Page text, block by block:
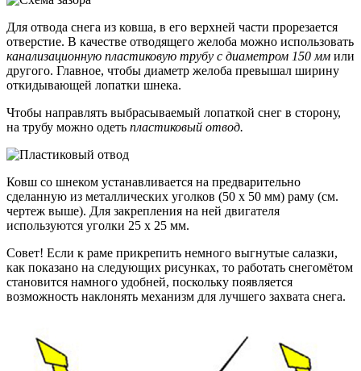
Для отвода снега из ковша, в его верхней части прорезается
отверстие. В качестве отводящего желоба можно использовать
канализационную пластиковую трубу с диаметром 150 мм или
другого. Главное, чтобы диаметр желоба превышал ширину
откидывающей лопатки шнека.
Чтобы направлять выбрасываемый лопаткой снег в сторону,
на трубу можно одеть пластиковый отвод.
Ковш со шнеком устанавливается на предварительно
сделанную из металлических уголков (50 х 50 мм) раму (см.
чертеж выше). Для закрепления на ней двигателя
используются уголки 25 х 25 мм.
Совет! Если к раме прикрепить немного выгнутые салазки,
как показано на следующих рисунках, то работать снегомётом
становится намного удобней, поскольку появляется
возможность наклонять механизм для лучшего захвата снега.